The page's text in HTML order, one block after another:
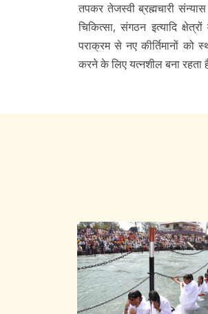
तपकर तेजस्वी ब्रह्मचारी
चिकित्सा, संगठन इत्यादि
पराक्रम से नए कीर्तिमानों को
करने के लिए यत्नशील बना रहता